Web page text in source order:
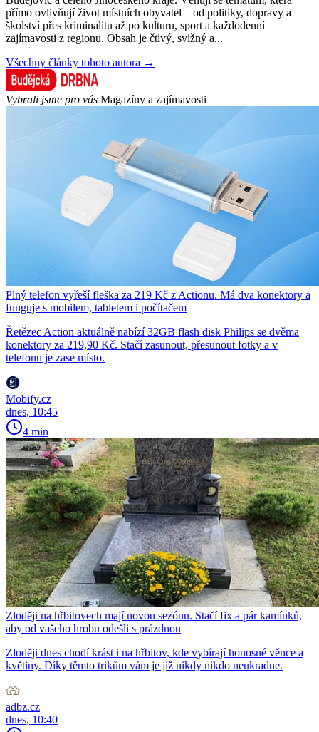
přímo ovlivňují život místních obyvatel – od politiky, dopravy a
školství přes kriminalitu až po kulturu, sport a každodenní
zajímavosti z regionu. Obsah je čtivý, svižný a...
Všechny články tohoto autora →
Vybrali jsme pro vás Magazíny a zajímavosti
Plný telefon vyřeší fleška za 219 Kč z Actionu. Má dva konektory a
funguje s mobilem, tabletem i počítačem
Řetězec Action aktuálně nabízí 32GB flash disk Philips se dvěma
konektory za 219,90 Kč. Stačí zasunout, přesunout fotky a v
telefonu je zase místo.
Mobify.cz
dnes, 10:45
4 min
Zloději na hřbitovech mají novou sezónu. Stačí fix a pár kamínků,
aby od vašeho hrobu odešli s prázdnou
Zloději dnes chodí krást i na hřbitov, kde vybírají honosné věnce a
květiny. Díky těmto trikům vám je již nikdy nikdo neukradne.
adbz.cz
dnes, 10:40